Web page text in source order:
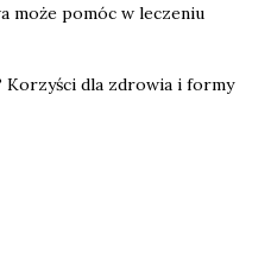
może pomóc w leczeniu
Korzyści dla zdrowia i formy